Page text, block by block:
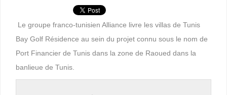
Le groupe franco-tunisien Alliance livre les villas de Tunis
Bay Golf Résidence au sein du projet connu sous le nom de
Port Financier de Tunis dans la zone de Raoued dans la
banlieue de Tunis.